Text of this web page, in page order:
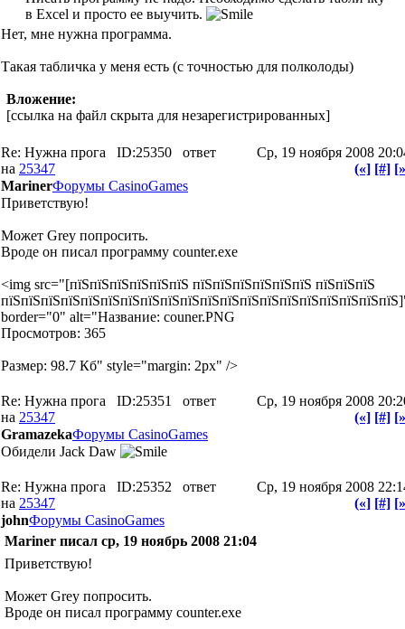
в Excel и просто ее выучить.
Нет, мне нужна программа.
Такая табличка у меня есть (с точностью для полколоды)
Вложение:
[ссылка на файл скрыта для незарегистрированных]
Re: Нужна прога ID:25350 ответ
на 25347
Ср, 19 ноября 2008
(«] [#]
MarinerФорумы CasinoGames
Приветствую!
Может Grey попросить.
Вроде он писал программу counter.exe
<img src="[пїЅпїЅпїЅпїЅпїЅпїЅ пїЅпїЅпїЅпїЅпїЅпїЅ пїЅпїЅпїЅ
border="0" alt="Название: couner.PNG
Просмотров: 365
Размер: 98.7 Кб" style="margin: 2px" />
Re: Нужна прога ID:25351
ответ
на 25347
Ср, 19 ноября 2008
(«] [#]
GramazekaФорумы CasinoGames
Обидели Jack Daw
Re: Нужна прога ID:25352 ответ
на 25347
Ср, 19 ноября 2008
(«] [#]
johnФорумы CasinoGames
Mariner писал ср, 19 ноябрь 2008 21:04
Приветствую!
Может Grey попросить.
Вроде он писал программу counter.exe